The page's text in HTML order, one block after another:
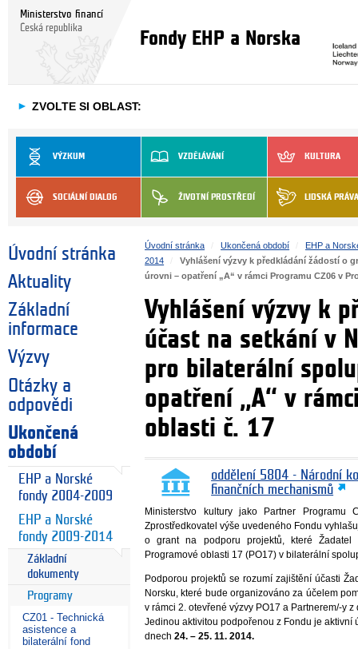
Ministerstvo financí
Česká republika
Fondy EHP a Norska
► ZVOLTE SI OBLAST:
VÝZKUM VZDĚLÁVÁNÍ KULTURA
SOCIÁLNÍ DIALOG ŽIVOTNÍ PROSTŘEDÍ LIDSKÁ PRÁVA
Úvodní stránka
Aktuality
Základní
informace
Výzvy
Otázky a
odpovědi
Ukončená
období
EHP a Norské
fondy 2004-2009
EHP a Norské
fondy 2009-2014
Základní
dokumenty
Programy
CZ01 - Technická
asistence a
bilaterální fond
Úvodní stránka Ukončená období
EHP a
2014
Vyhlášení výzvy k předkládání žádostí o
úrovni – opatření „A“ v rámci Programu CZ06 v
Vyhlášení výzvy k
účast na setkání v
pro bilaterální
opatření „A“ v
oblasti č. 17
oddělení 5804 - Národní
finančních mechanismů
Ministerstvo kultury jako Partner Programu
Zprostředkovatel výše uvedeného Fondu
o grant na podporu projektů, které
Programové oblasti 17 (PO17) v bilaterální
Podporou projektů se rozumí zajištění účasti
Norsku, které bude organizováno za účelem
v rámci 2. otevřené výzvy PO17 a Partnerem/-y
Jedinou aktivitou podpořenou z Fondu je aktivní
dnech 24. – 25. 11. 2014.